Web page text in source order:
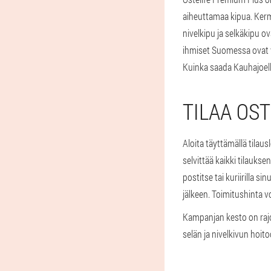
aiheuttamaa kipua.
nivelkipu ja selkäkipu
ihmiset Suomessa
Kuinka saada
TILAA
Aloita täyttämällä
selvittää kaikki
postitse tai kuriirilla
jälkeen. Toimitushinta
Kampanjan kesto on
selän ja nivelkivun